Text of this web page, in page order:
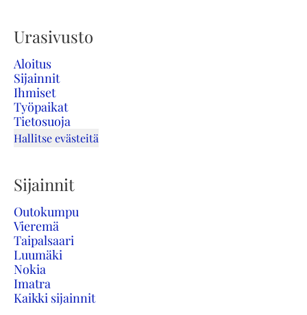
Urasivusto
Aloitus
Sijainnit
Ihmiset
Työpaikat
Tietosuoja
Hallitse evästeitä
Sijainnit
Outokumpu
Vieremä
Taipalsaari
Luumäki
Nokia
Imatra
Kaikki sijainnit